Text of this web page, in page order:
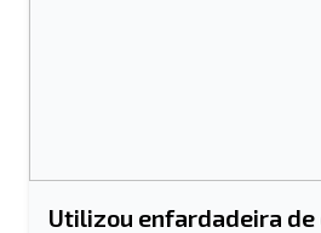
Utilizou enfardadeira de